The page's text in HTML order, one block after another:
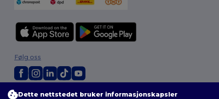
2026. Alle rettigheter forbeholdt
Følg oss
Dette nettstedet bruker informasjonskapsler